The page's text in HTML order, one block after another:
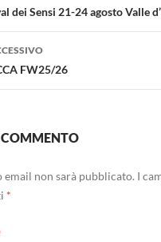
dei Sensi 21-24 agosto Valle
FW25/26
non sarà pubblicato. I
*